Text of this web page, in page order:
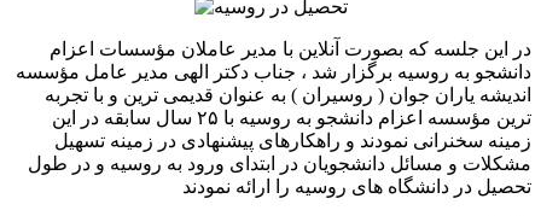
در این جلسه که بصورت آنلاین با مدیر عاملان مؤسسات اعزام
دانشجو به روسیه برگزار شد ، جناب دکتر الهی مدیر عامل مؤسسه
اندیشه یاران جوان ( روسیران ) به عنوان قدیمی ترین و با تجربه
ترین مؤسسه اعزام دانشجو به روسیه با ۲۵ سال سابقه در این
زمینه سخنرانی نمودند و راهکارهای پیشنهادی در زمینه تسهیل
مشکلات و مسائل دانشجویان در ابتدای ورود به روسیه و در طول
تحصیل در دانشگاه های روسیه را ارائه نمودند